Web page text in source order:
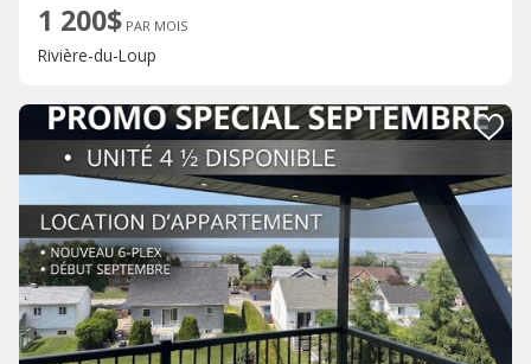
1 200$ PAR MOIS
Rivière-du-Loup